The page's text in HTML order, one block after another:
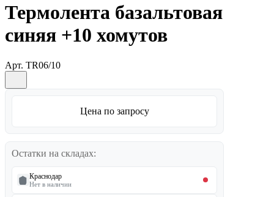
Термолента базальтовая
синяя +10 хомутов
Арт. TR06/10
Цена по запросу
Остатки на складах:
Краснодар
Нет в наличии